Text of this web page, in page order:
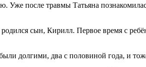
Уже после травмы Татьяна
сын, Кирилл. Первое время с
долгими, два с половиной года, и